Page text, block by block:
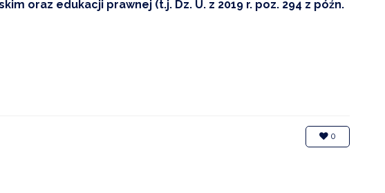
oraz edukacji prawnej (t.j. Dz. U. z 2019 r. poz. 294 z późn.
0